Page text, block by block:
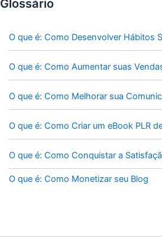
Glossário
O que é: Como Desenvolver Hábitos
O que é: Como Aumentar suas
O que é: Como Melhorar sua
O que é: Como Criar um eBook PLR
O que é: Como Conquistar a
O que é: Como Monetizar seu Blog